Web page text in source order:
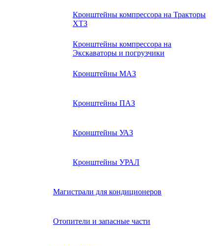
Кронштейны компрессора на Тракторы
ХТЗ
Кронштейны компрессора на
Экскаваторы и погрузчики
Кронштейны МАЗ
Кронштейны ПАЗ
Кронштейны УАЗ
Кронштейны УРАЛ
Магистрали для кондиционеров
Отопители и запасные части